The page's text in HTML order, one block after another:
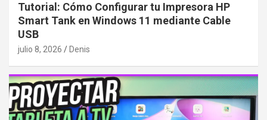
Tutorial: Cómo Configurar tu Impresora HP
Smart Tank en Windows 11 mediante Cable
USB
julio 8, 2026 Denis